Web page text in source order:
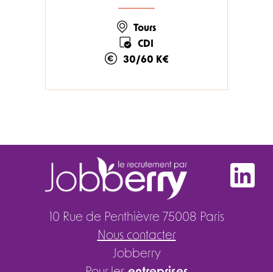
Tours
CDI
30/60 K€
10 Rue de Penthièvre 75008 Paris
Nous contacter
Jobberry